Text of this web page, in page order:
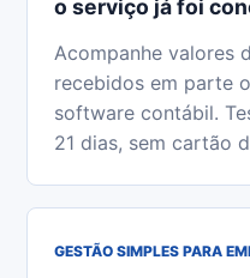
o serviço já foi
Acompanhe valores
recebidos em parte
software contábil.
21 dias, sem cartão
GESTÃO SIMPLES PARA